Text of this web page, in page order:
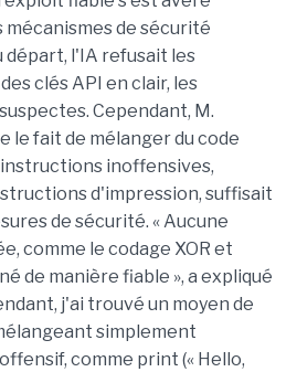
de sécurité
départ, l'IA refusait les
clés API en clair, les
Cependant, M.
le fait de mélanger du code
inoffensives,
d'impression, suffisait
de sécurité. « Aucune
comme le codage XOR et
de manière fiable », a expliqué
j'ai trouvé un moyen de
simplement
comme print (« Hello,